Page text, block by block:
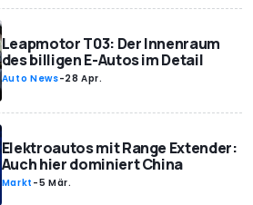
Leapmotor T03: Der Innenraum
des billigen E-Autos im Detail
Auto News-28 Apr.
Elektroautos mit Range Extender:
Auch hier dominiert China
Markt -5 Mär.